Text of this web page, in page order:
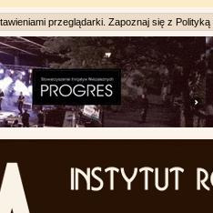
przeglądarki. Zapoznaj się z Polityką